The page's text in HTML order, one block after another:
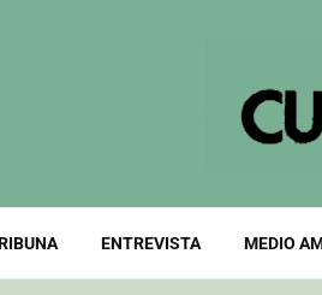
ENTREVISTA MEDIO